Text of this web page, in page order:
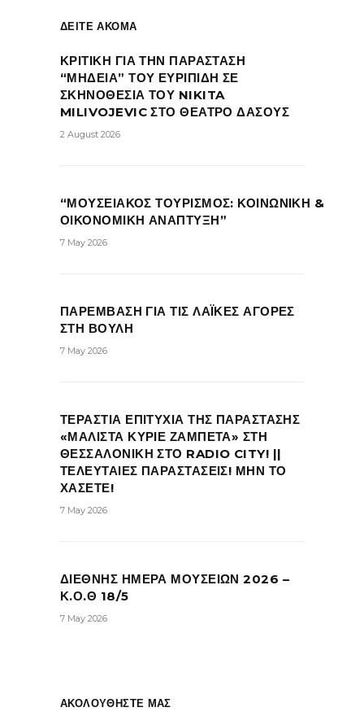
ΔΕΙΤΕ ΑΚΟΜΑ
ΚΡΙΤΙΚΗ ΓΙΑ ΤΗΝ ΠΑΡΑΣΤΑΣΗ
“ΜΗΔΕΙΑ” ΤΟΥ ΕΥΡΙΠΙΔΗ ΣΕ
ΣΚΗΝΟΘΕΣΙΑ ΤΟΥ NIKITA
MILIVOJEVIC ΣΤΟ ΘΕΑΤΡΟ ΔΑΣΟΥΣ
2 August 2026
“ΜΟΥΣΕΙΑΚΟΣ ΤΟΥΡΙΣΜΟΣ: ΚΟΙΝΩΝΙΚΗ &
ΟΙΚΟΝΟΜΙΚΗ ΑΝΑΠΤΥΞΗ”
7 May 2026
ΠΑΡΕΜΒΑΣΗ ΓΙΑ ΤΙΣ ΛΑΪΚΕΣ ΑΓΟΡΕΣ
ΣΤΗ ΒΟΥΛΗ
7 May 2026
ΤΕΡΑΣΤΙΑ ΕΠΙΤΥΧΙΑ ΤΗΣ ΠΑΡΑΣΤΑΣΗΣ
«ΜΑΛΙΣΤΑ ΚΥΡΙΕ ΖΑΜΠΕΤΑ» ΣΤΗ
ΘΕΣΣΑΛΟΝΙΚΗ ΣΤΟ RADIO CITY! ||
ΤΕΛΕΥΤΑΙΕΣ ΠΑΡΑΣΤΑΣΕΙΣ! ΜΗΝ ΤΟ
ΧΑΣΕΤΕ!
7 May 2026
ΔΙΕΘΝΗΣ ΗΜΕΡΑ ΜΟΥΣΕΙΩΝ 2026 –
Κ.Ο.Θ 18/5
7 May 2026
ΑΚΟΛΟΥΘΗΣΤΕ ΜΑΣ